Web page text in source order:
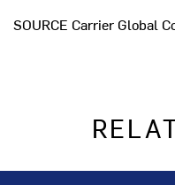
SOURCE Carrier Global